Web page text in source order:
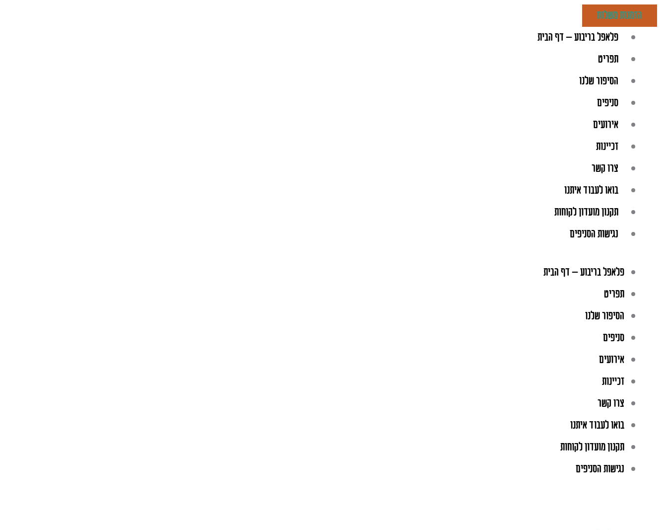
דילוג
לתוכן
הזמנות משלוח
פלאפל בריבוע – דף הבית
תפריט
הסיפור שלנו
סניפים
אירועים
זכיינות
צרו קשר
בואו לעבוד איתנו
תקנון מועדון לקוחות
נגישות הסניפים
פלאפל בריבוע – דף הבית
תפריט
הסיפור שלנו
סניפים
אירועים
זכיינות
צרו קשר
בואו לעבוד איתנו
תקנון מועדון לקוחות
נגישות הסניפים